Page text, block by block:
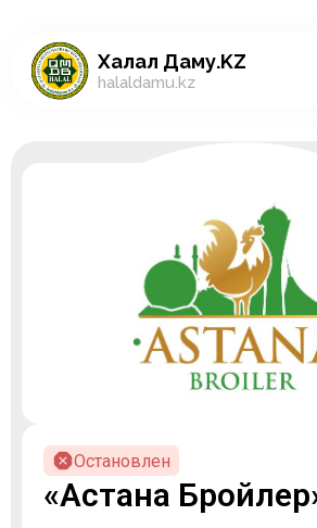
Халал Даму.KZ
halaldamu.kz
Остановлен
«Астана